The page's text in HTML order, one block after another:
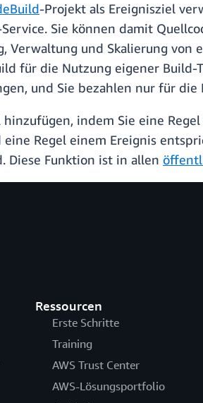
-Projekt als Ereignisziel
Sie können damit
Verwaltung und Skalierung
für die Nutzung eigener
und Sie bezahlen nur für die
hinzufügen, indem Sie eine
eine Regel einem Ereignis
Diese Funktion ist in allen
Ressourcen
Erste Schritte
Training
AWS Trust Center
AWS-Lösungsportfolio